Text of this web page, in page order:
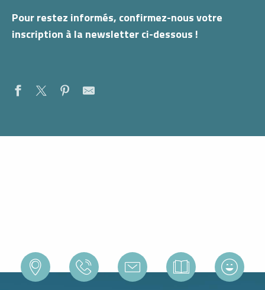
Pour restez informés, confirmez-nous votre
inscription à la newsletter ci-dessous !